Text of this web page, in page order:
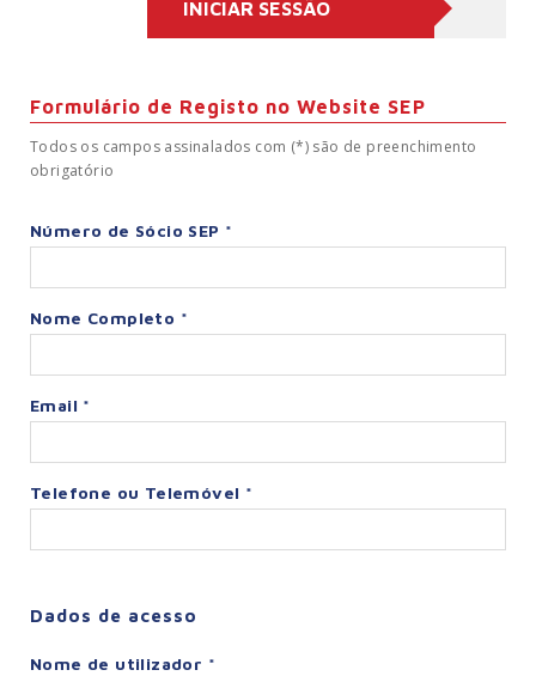
Formulário de Registo no Website SEP
Todos os campos assinalados com (*) são de preenchimento
obrigatório
Número de Sócio SEP *
Nome Completo *
Email *
Telefone ou Telemóvel *
Dados de acesso
Nome de utilizador *